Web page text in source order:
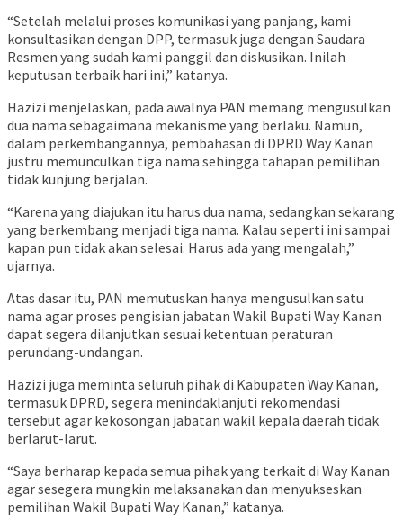
“Setelah melalui proses komunikasi yang panjang, kami
konsultasikan dengan DPP, termasuk juga dengan Saudara
Resmen yang sudah kami panggil dan diskusikan. Inilah
keputusan terbaik hari ini,” katanya.
Hazizi menjelaskan, pada awalnya PAN memang mengusulkan
dua nama sebagaimana mekanisme yang berlaku. Namun,
dalam perkembangannya, pembahasan di DPRD Way Kanan
justru memunculkan tiga nama sehingga tahapan pemilihan
tidak kunjung berjalan.
“Karena yang diajukan itu harus dua nama, sedangkan sekarang
yang berkembang menjadi tiga nama. Kalau seperti ini sampai
kapan pun tidak akan selesai. Harus ada yang mengalah,”
ujarnya.
Atas dasar itu, PAN memutuskan hanya mengusulkan satu
nama agar proses pengisian jabatan Wakil Bupati Way Kanan
dapat segera dilanjutkan sesuai ketentuan peraturan
perundang-undangan.
Hazizi juga meminta seluruh pihak di Kabupaten Way Kanan,
termasuk DPRD, segera menindaklanjuti rekomendasi
tersebut agar kekosongan jabatan wakil kepala daerah tidak
berlarut-larut.
“Saya berharap kepada semua pihak yang terkait di Way Kanan
agar sesegera mungkin melaksanakan dan menyukseskan
pemilihan Wakil Bupati Way Kanan,” katanya.